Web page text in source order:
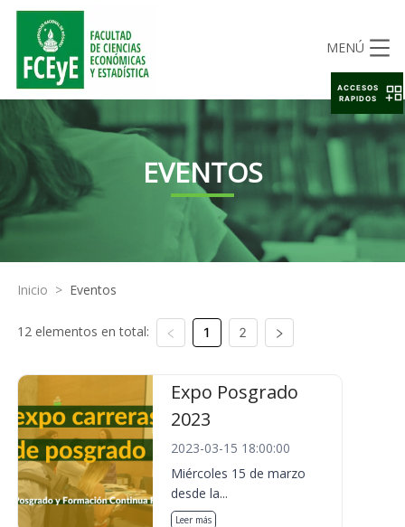
MENÚ
EVENTOS
Inicio > Eventos
12 elementos en total: 1 2
Expo Posgrado
2023
2023-03-15 18:00:00
Miércoles 15 de marzo
desde la...
Leer más
ACCESOS
RAPIDOS